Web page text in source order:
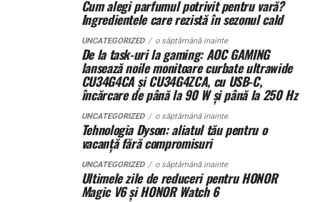
La marginea unui oraș în expansiune, un teren agricol a
fost folosit constant de un mic antreprenor local. L-a
împrejmuit. L-a cultivat. A investit în irigații.
Proprietarul din acte locuiește în străinătate și nu a
intervenit timp de peste 15 ani.
Când decide să vândă terenul, descoperă că altcineva îl
Nu mai e doar o discuție despre acte. Devine o analiză a
comportamentului în timp. Instanța cântărește
pasivitatea proprietarului versus acțiunile concrete ale
380 V trifazic, priză încărcare auto electric
Climatizare:aer condiționat integrat pentru
menținerea bateriilor la temperatură optimă
Mobilitate:roți tip off-road pentru deplasare
pe teren accidentat
Configurația conectică a fost dimensionată conform cerințelor
beneficiarului. La cerere, modelul poate fi extins cu prize
suplimentare, sisteme de iluminat exterior, monitorizare la
Cum alegi parfumul potrivit pentru vară?
Ingredientele care rezistă în sezonul cald
UNCATEGORIZED o săptămână inainte
De la task-uri la gaming: AOC GAMING
lansează noile monitoare curbate ultrawide
CU34G4CA și CU34G4ZCA, cu USB-C,
încărcare de până la 90 W și până la 250 Hz
UNCATEGORIZED o săptămână inainte
Tehnologia Dyson: aliatul tău pentru o
vacanță fără compromisuri
UNCATEGORIZED o săptămână inainte
Ultimele zile de reduceri pentru HONOR
Magic V6 și HONOR Watch 6